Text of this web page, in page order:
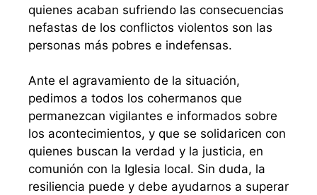
quienes acaban sufriendo las consecuencias
nefastas de los conflictos violentos son las
personas más pobres e indefensas.
Ante el agravamiento de la situación,
pedimos a todos los cohermanos que
permanezcan vigilantes e informados sobre
los acontecimientos, y que se solidaricen con
quienes buscan la verdad y la justicia, en
comunión con la Iglesia local. Sin duda, la
resiliencia puede y debe ayudarnos a superar